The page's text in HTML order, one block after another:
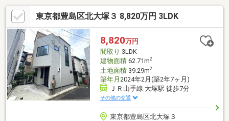
東京都豊島区北大塚３ 8,820万円 3LDK
8,820万円
間取り 3LDK
建物面積62.71m2
土地面積39.29m2
築年月 2024年2月(築2年7ヶ月)
ＪＲ山手線 大塚駅 徒歩7分
その他の交通
東京都豊島区北大塚３